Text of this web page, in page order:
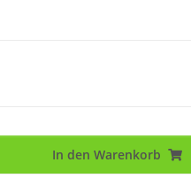
In den Warenkorb